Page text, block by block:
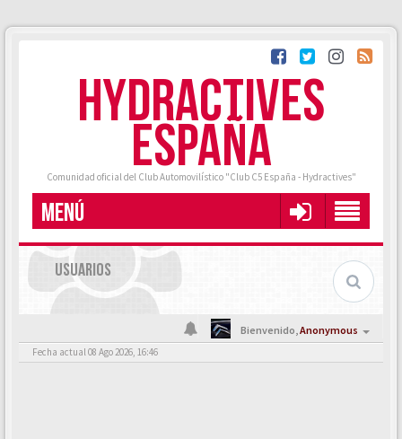
HYDRACTIVES
ESPAÑA
Comunidad oficial del Club Automovilístico "Club C5 España - Hydractives"
MENÚ
USUARIOS
Bienvenido,Anonymous
Fecha actual 08 Ago 2026, 16:46